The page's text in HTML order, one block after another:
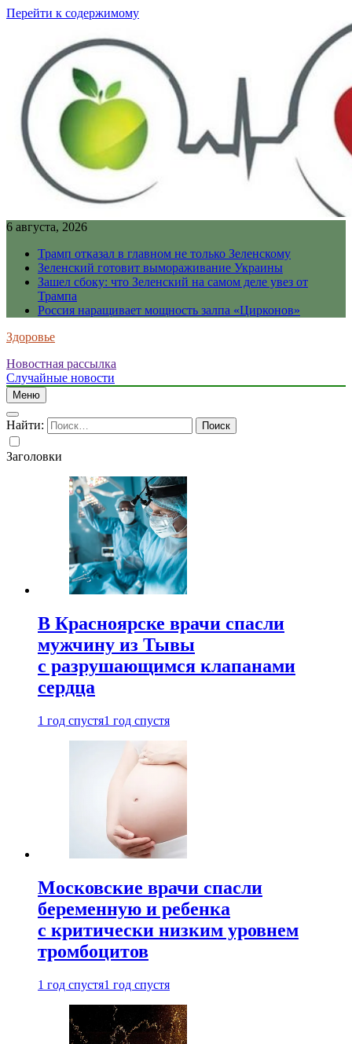
Перейти к содержимому
6 августа, 2026
Трамп отказал в главном не только Зеленскому
Зеленский готовит вымораживание Украины
Зашел сбоку: что Зеленский на самом деле увез от
Трампа
Россия наращивает мощность залпа «Цирконов»
Здоровье
Новостная рассылка
Случайные новости
Меню
Найти:
Заголовки
В Красноярске врачи спасли
мужчину из Тывы
с разрушающимся клапанами
сердца
1 год спустя1 год спустя
Московские врачи спасли
беременную и ребенка
с критически низким уровнем
тромбоцитов
1 год спустя1 год спустя